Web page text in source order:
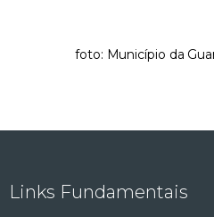
foto: Município da
Links Fundamentais